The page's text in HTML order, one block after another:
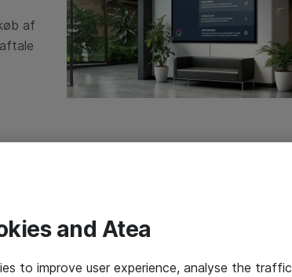
af
and Atea
to improve user experience, analyse the traffic